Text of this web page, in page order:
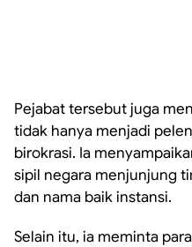
Pejabat tersebut juga
tidak hanya menjadi
birokrasi. Ia
sipil negara menjunjung
dan nama baik instansi.
Selain itu, ia meminta